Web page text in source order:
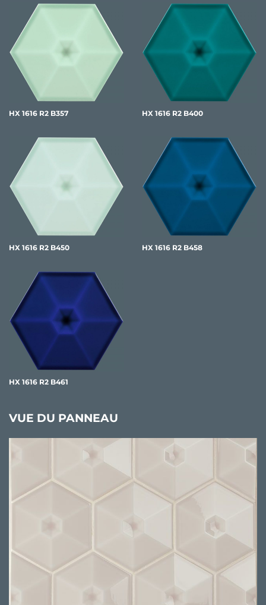
HX 1616 R2 B357 HX 1616 R2 B400
HX 1616 R2 B450 HX 1616 R2 B458
HX 1616 R2 B461
VUE DU PANNEAU